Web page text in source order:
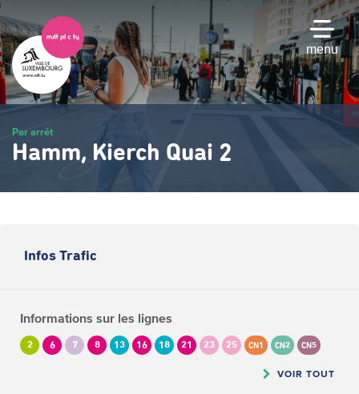
Passer
au
contenu
principal
menu
Par arrêt
Hamm, Kierch Quai 2
Infos Trafic
Informations sur les lignes
2 6 7 8 13 16 18 21 23 25 CN1 CN2 CN5
VOIR TOUT